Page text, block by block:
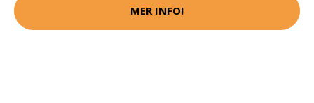
MER INFO!